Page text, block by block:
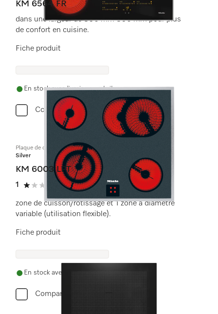
KM 6564 FR
dans une largeur de 806 mm 806 mm pour plus
de confort en cuisine.
Fiche produit
En stock avec livraison gratuite
Comparer
Plaque de cuisson commandée par le four
Silver
KM 6003 LPT
1
1 étoiles sur 5
(1 critique)
zone de cuisson/rôtissage et 1 zone à diamètre
variable (utilisation flexible).
Fiche produit
En stock avec livraison gratuite
Comparer